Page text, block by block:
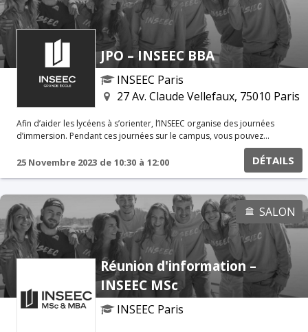
JPO – INSEEC BBA
INSEEC Paris
27 Av. Claude Vellefaux, 75010 Paris
Afin d’aider les lycéens à s’orienter, l’INSEEC organise des journées
d’immersion. Pendant ces journées sur le campus, vous pouvez
assister à certains cours, poser des questions aux étudiants et aux
professeurs. Vous pouvez également participer à des ateliers
étudiants & Alumni Rencontre avec les associations
25 Novembre 2023 de 10:30 à 12:00 DÉTAILS
SALON
Réunion d'information –
INSEEC MSc
INSEEC Paris